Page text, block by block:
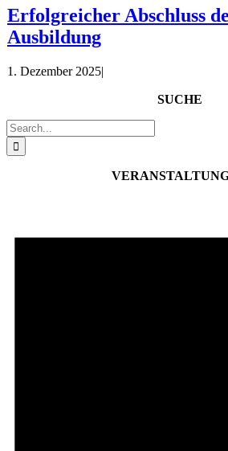
Erfolgreicher Abschluss
Ausbildung
1. Dezember 2025|
SUCHE
Suche
nach: